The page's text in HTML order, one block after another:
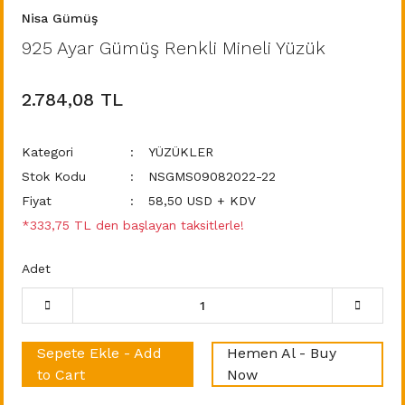
Nisa Gümüş
925 Ayar Gümüş Renkli Mineli Yüzük
2.784,08 TL
Kategori
YÜZÜKLER
Stok Kodu
NSGMS09082022-22
Fiyat
58,50 USD + KDV
*333,75 TL den başlayan taksitlerle!
Adet
Sepete Ekle - Add
to Cart
Hemen Al - Buy
Now